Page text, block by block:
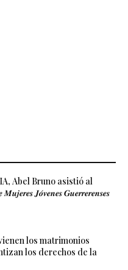
Abel Bruno asistió al
𝑴𝒖𝒋𝒆𝒓𝒆𝒔 𝑱𝒐́𝒗𝒆𝒏𝒆𝒔 𝑮𝒖𝒆𝒓𝒓𝒆𝒓𝒆𝒏𝒔𝒆𝒔
los matrimonios
los derechos de la